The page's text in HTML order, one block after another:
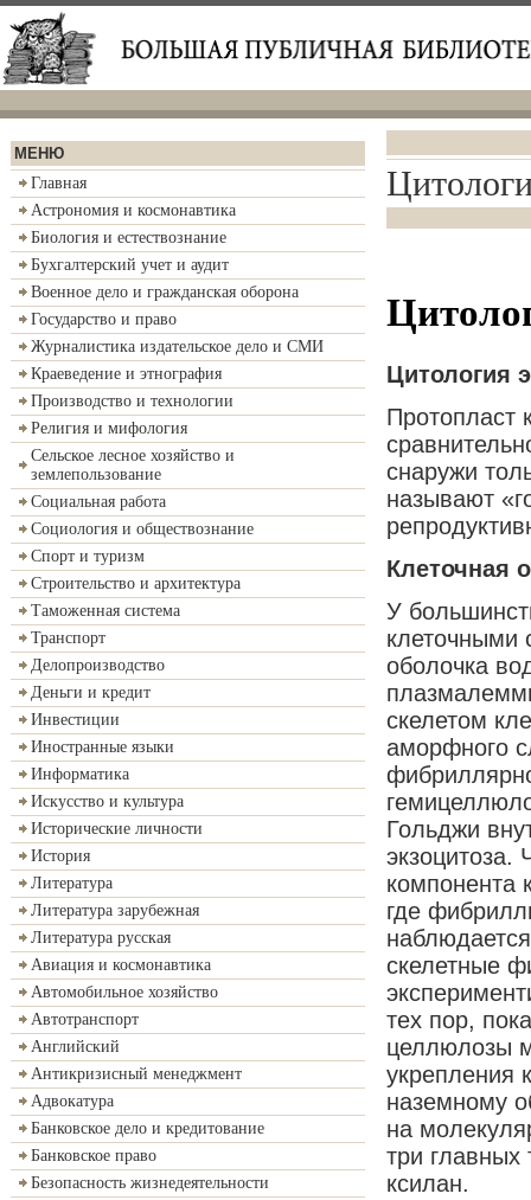
МЕНЮ
Главная
Астрономия и космонавтика
Биология и естествознание
Бухгалтерский учет и аудит
Военное дело и гражданская оборона
Государство и право
Журналистика издательское дело и СМИ
Краеведение и этнография
Производство и технологии
Религия и мифология
Сельское лесное хозяйство и
землепользование
Социальная работа
Социология и обществознание
Спорт и туризм
Строительство и архитектура
Таможенная система
Транспорт
Делопроизводство
Деньги и кредит
Инвестиции
Иностранные языки
Информатика
Искусство и культура
Исторические личности
История
Литература
Литература зарубежная
Литература русская
Авиация и космонавтика
Автомобильное хозяйство
Автотранспорт
Английский
Антикризисный менеджмент
Адвокатура
Банковское дело и кредитование
Банковское право
Безопасность жизнедеятельности
Цитология
Протопласт
снаружи
называют
Клеточная
У
клеточными
оболочка
скелетом
аморфного
Гольджи
экзоцитоза.
компонента
где
скелетные
тех пор,
целлюлозы
укрепления
наземному
на
три
ксилан.